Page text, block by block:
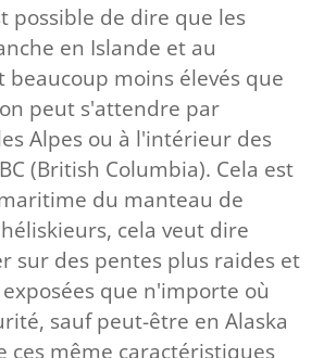
possible de dire que les
en Islande et au
beaucoup moins élevés que
peut s'attendre par
Alpes ou à l'intérieur des
(British Columbia). Cela est
du manteau de
cela veut dire
sur des pentes plus raides et
que n'importe où
sauf peut-être en Alaska
ces même caractéristiques